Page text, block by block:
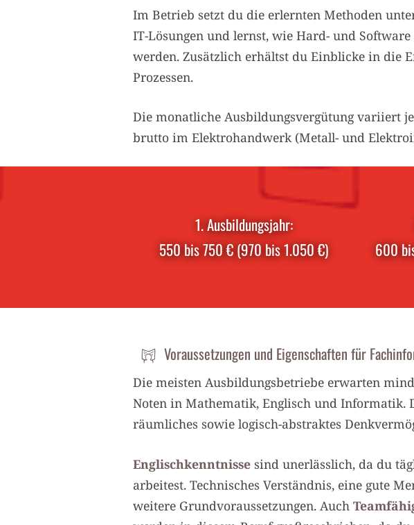
Im Betrieb setzt du die erlernten Methoden
IT-Lösungen und lernst, wie Hard- und
werden. Zusätzlich erhältst du Einblicke in die
Prozessen.
Die monatliche Ausbildungsvergütung variiert
brutto im Elektrohandwerk (Metall- und
1. Ausbildungsjahr:
550 bis 750 € (970 bis 1.050 €)
600
Voraussetzungen und Eigenschaften für
Die meisten Ausbildungsbetriebe erwarten
Noten in Mathematik, Englisch und Informatik.
räumliches sowie logisch-abstraktes
Englischkenntnisse sind unerlässlich, da du
arbeitest. Technisches Verständnis, eine gute
weitere Grundvoraussetzungen. Auch